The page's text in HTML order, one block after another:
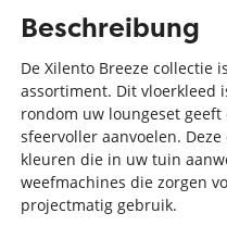
Beschreibung
De Xilento Breeze collectie
assortiment. Dit vloerkleed
rondom uw loungeset
sfeervoller aanvoelen.
kleuren die in uw tuin
weefmachines die zorgen
projectmatig gebruik.